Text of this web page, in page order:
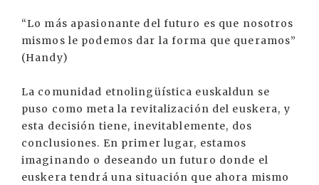
“Lo más apasionante del futuro es que nosotros
mismos le podemos dar la forma que queramos”
(Handy)
La comunidad etnolingüística euskaldun se
puso como meta la revitalización del euskera, y
esta decisión tiene, inevitablemente, dos
conclusiones. En primer lugar, estamos
imaginando o deseando un futuro donde el
euskera tendrá una situación que ahora mismo